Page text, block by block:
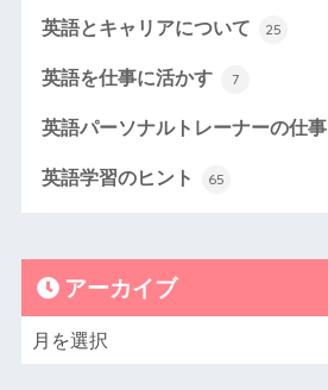
英語とキャリアについて 25
英語を仕事に活かす 7
英語パーソナルトレーナーの仕事
英語学習のヒント 65
アーカイブ